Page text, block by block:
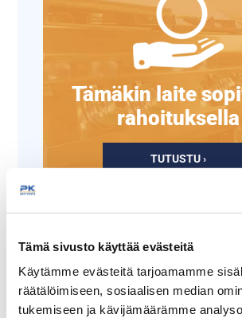
Tämä sivusto käyttää evästeitä
Käytämme evästeitä tarjoamamme
räätälöimiseen, sosiaalisen median
tukemiseen ja kävijämäärämme
Tämäkin laite
rahoituksella
TUTUSTU ›